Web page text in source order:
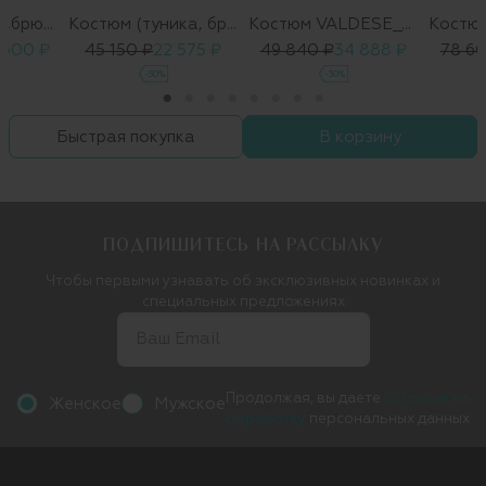
Костюм(жакет,брюки)
₽
Костюм (туника, брюки)
45 150 ₽22 575 ₽
-50%
Костюм VALDESE_OCULATO
49 840 ₽ 34 888 ₽
-30%
78
Быстрая покупка В корзину